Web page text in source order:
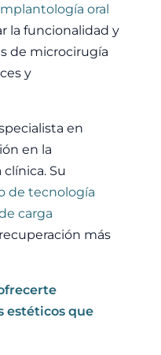
oral
la funcionalidad y
de microcirugía
y
en
en la
Su
de tecnología
carga
más
estéticos que